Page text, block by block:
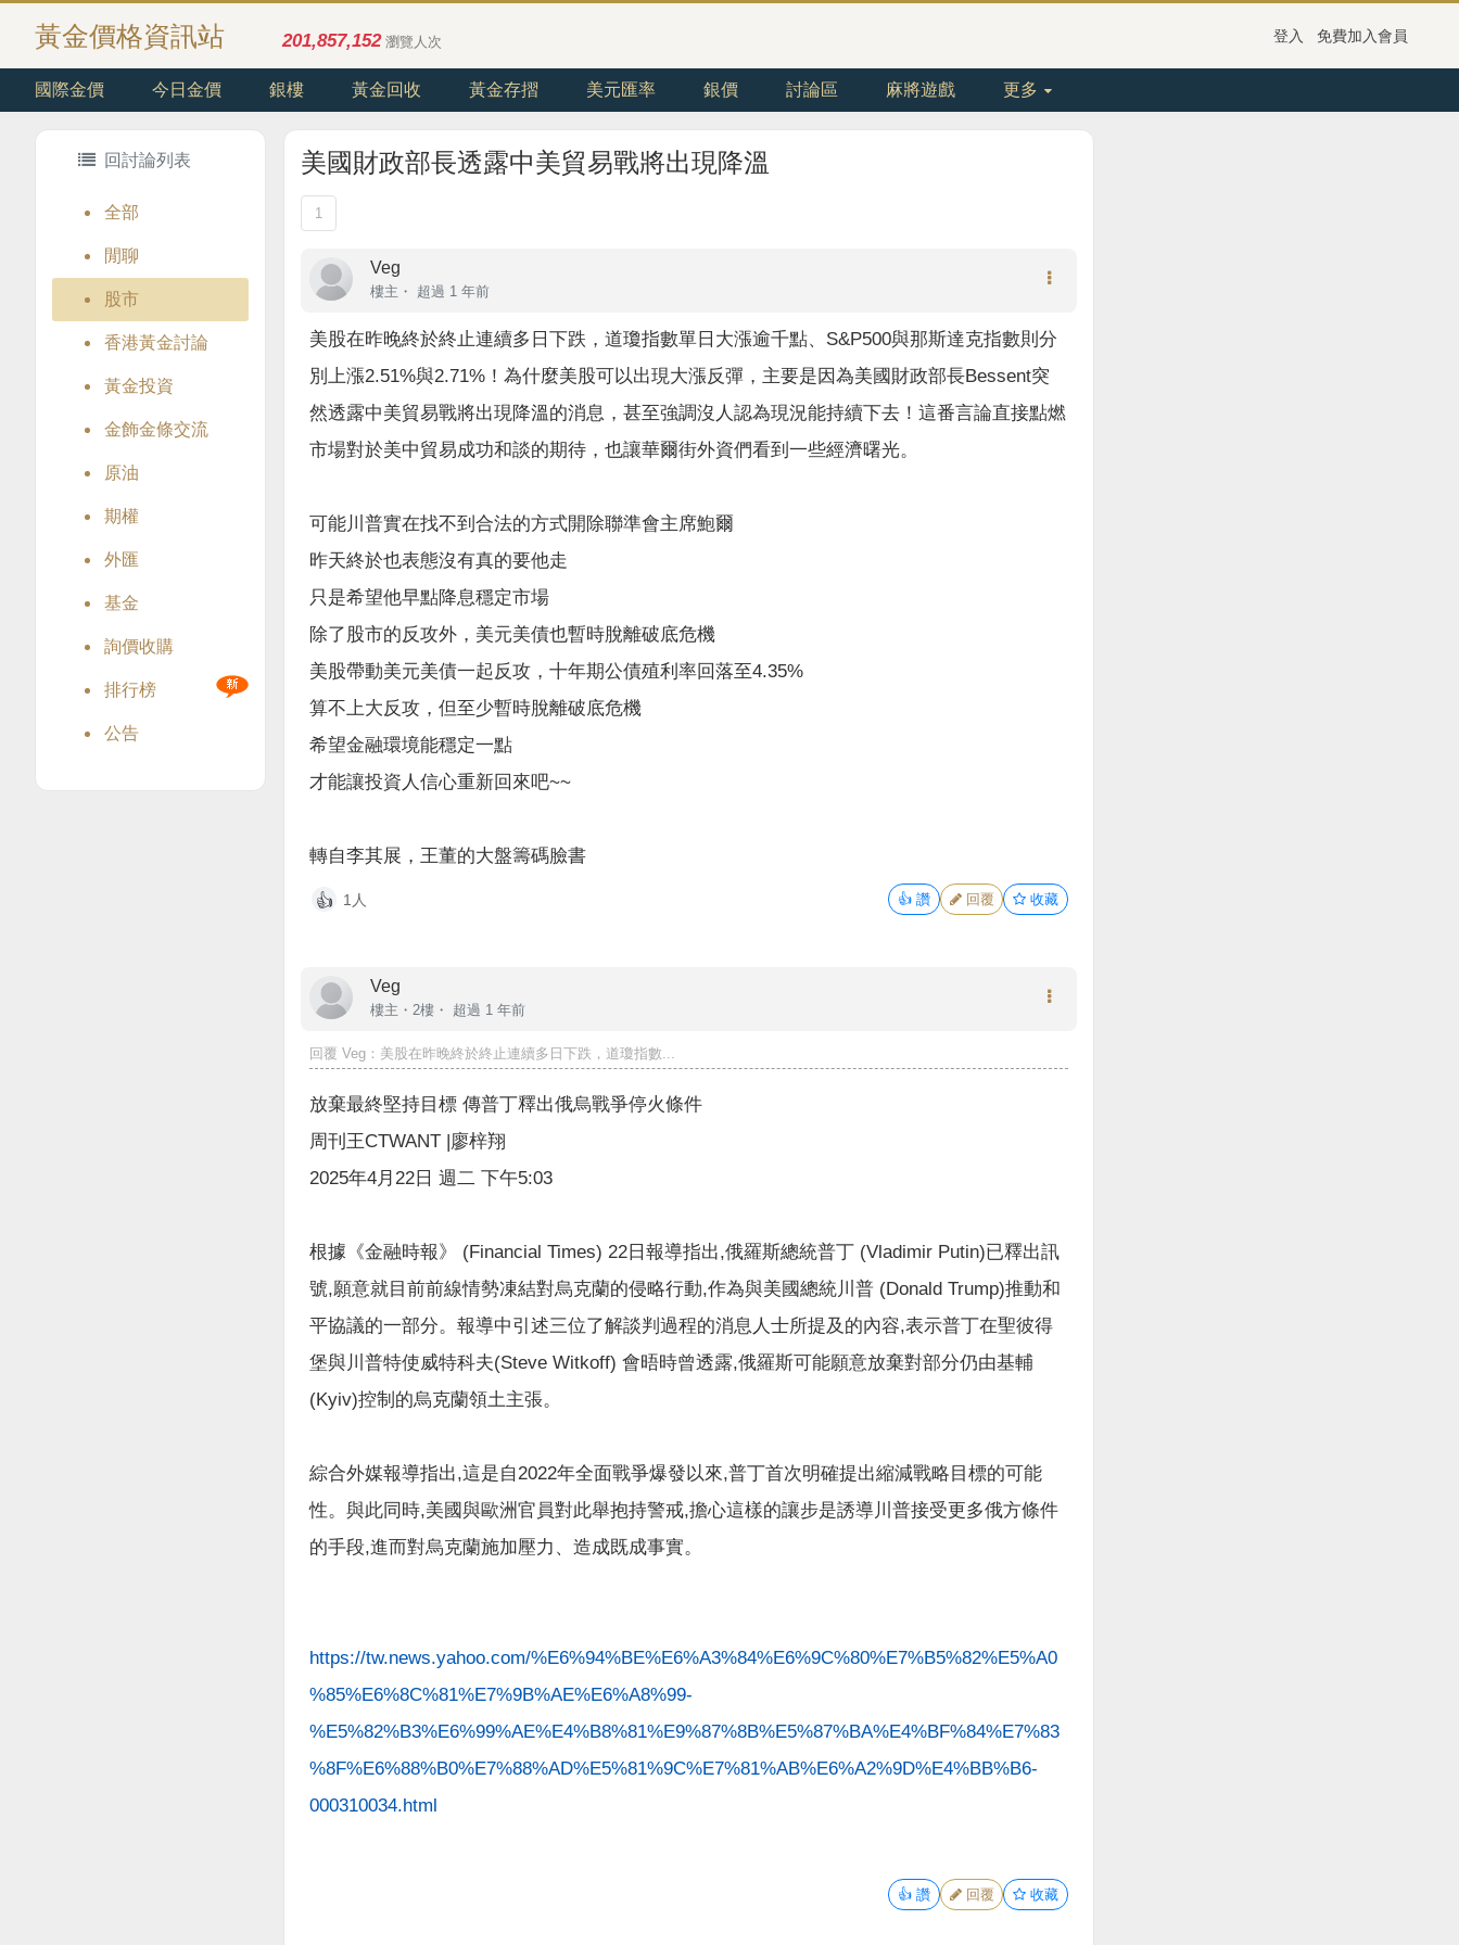
黃金價格資訊站 201,857,152 瀏覽人次 登入 免費加入會員
國際金價 今日金價 銀樓 黃金回收 黃金存摺 美元匯率 銀價 討論區 麻將遊戲 更多
回討論列表
全部
閒聊
股市
香港黃金討論
黃金投資
金飾金條交流
原油
期權
外匯
基金
詢價收購
排行榜
公告
美國財政部長透露中美貿易戰將出現降溫
1
Veg
樓主 ・ 超過 1 年前
美股在昨晚終於終止連續多日下跌，道瓊指數單日大漲逾千點、S&P500與那斯達克指數則分
別上漲2.51%與2.71%！為什麼美股可以出現大漲反彈，主要是因為美國財政部長Bessent突
然透露中美貿易戰將出現降溫的消息，甚至強調沒人認為現況能持續下去！這番言論直接點燃
市場對於美中貿易成功和談的期待，也讓華爾街外資們看到一些經濟曙光。
可能川普實在找不到合法的方式開除聯準會主席鮑爾
昨天終於也表態沒有真的要他走
只是希望他早點降息穩定市場
除了股市的反攻外，美元美債也暫時脫離破底危機
美股帶動美元美債一起反攻，十年期公債殖利率回落至4.35%
算不上大反攻，但至少暫時脫離破底危機
希望金融環境能穩定一點
才能讓投資人信心重新回來吧~~
轉自李其展，王董的大盤籌碼臉書
👍 1人 👍 讚 回覆 收藏
Veg
樓主 ・2樓・ 超過 1 年前
回覆Veg ：美股在昨晚終於終止連續多日下跌，道瓊指數...
放棄最終堅持目標 傳普丁釋出俄烏戰爭停火條件
周刊王CTWANT |廖梓翔
2025年4月22日 週二 下午5:03
根據《金融時報》 (Financial Times) 22日報導指出,俄羅斯總統普丁 (Vladimir Putin)已釋出訊
號,願意就目前前線情勢凍結對烏克蘭的侵略行動,作為與美國總統川普 (Donald Trump)推動和
平協議的一部分。報導中引述三位了解談判過程的消息人士所提及的內容,表示普丁在聖彼得
堡與川普特使威特科夫(Steve Witkoff) 會晤時曾透露,俄羅斯可能願意放棄對部分仍由基輔
(Kyiv)控制的烏克蘭領土主張。
綜合外媒報導指出,這是自2022年全面戰爭爆發以來,普丁首次明確提出縮減戰略目標的可能
性。與此同時,美國與歐洲官員對此舉抱持警戒,擔心這樣的讓步是誘導川普接受更多俄方條件
的手段,進而對烏克蘭施加壓力、造成既成事實。
https://tw.news.yahoo.com/%E6%94%BE%E6%A3%84%E6%9C%80%E7%B5%82%E5%A0
%85%E6%8C%81%E7%9B%AE%E6%A8%99-
%E5%82%B3%E6%99%AE%E4%B8%81%E9%87%8B%E5%87%BA%E4%BF%84%E7%83
%8F%E6%88%B0%E7%88%AD%E5%81%9C%E7%81%AB%E6%A2%9D%E4%BB%B6-
000310034.html
👍 讚 回覆 收藏